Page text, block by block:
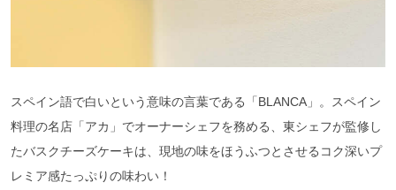
スペイン語で白いという意味の言葉である「BLANCA」。スペイン
料理の名店「アカ」でオーナーシェフを務める、東シェフが監修し
たバスクチーズケーキは、現地の味をほうふつとさせるコク深いプ
レミア感たっぷりの味わい！